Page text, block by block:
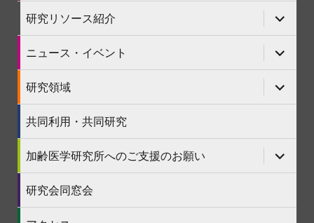
を
展
開
ニ
ュ
ー
を
展
開
研究リソース紹介
ブ
メ
ニ
ュ
ー
を
展
開
ニュース・イベント
ブ
メ
ニ
ュ
ー
開
研究領域
ブ
メ
ー
を
展
開
共同利用・共同研究
加齢医学研究所へのご支援のお願い
ブ
メ
ー
研究会同窓会